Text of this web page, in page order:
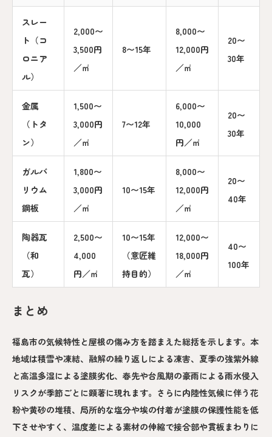
スレー
ト（コ
ロニア
ル）
2,000〜
3,500円
／㎡
8〜15年
8,000〜
12,000円
／㎡
20〜
30年
金属
（トタ
ン）
1,500〜
3,000円
／㎡
7〜12年
6,000〜
10,000
円／㎡
20〜
30年
ガルバ
リウム
鋼板
1,800〜
3,000円
／㎡
10〜15年
8,000〜
12,000円
／㎡
20〜
40年
陶器瓦
（和
瓦）
2,500〜
4,000
円／㎡
10〜15年
（意匠維
持目的）
12,000〜
18,000円
／㎡
40〜
100年
まとめ
福島市の気候特性と屋根の傷み方を踏まえた総括を示します。本
地域は積雪や凍結、融解の繰り返しによる凍害、夏季の強紫外線
と高温多湿による塗膜劣化、春先や台風期の豪雨による雨水侵入
リスクが季節ごとに顕著に現れます。さらに内陸性気候に伴う花
粉や黄砂の堆積、局所的な塩分や埃の付着が塗膜の保護性能を低
下させやすく、温度差による素材の伸縮で接合部や貫板まわりに